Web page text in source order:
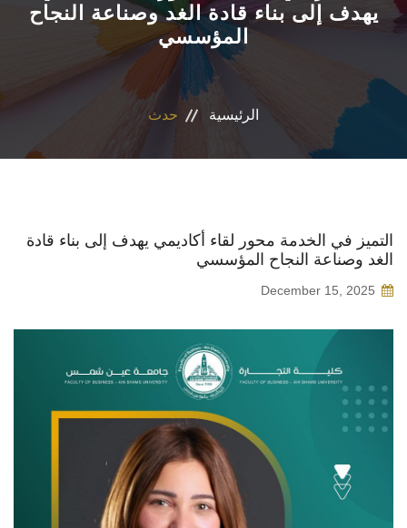
الأقسام العلمية
الاستدامة
يهدف إلى بناء قادة الغد وصناعة النجاح
المؤسسي
الرئيسية حدث
التميز في الخدمة محور لقاء أكاديمي يهدف إلى بناء قادة
الغد وصناعة النجاح المؤسسي
December 15, 2025